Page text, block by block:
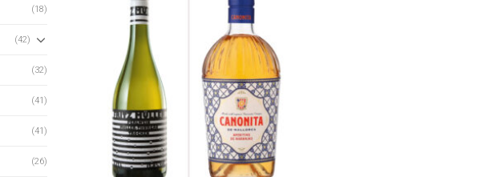
(18)
(42)
(32)
(41)
(41)
(26)
Wunschliste